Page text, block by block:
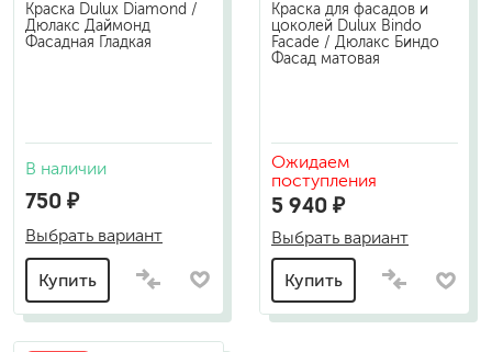
Краска Dulux Diamond /
Дюлакс Даймонд
Фасадная Гладкая
В наличии
750 ₽
Выбрать вариант
Купить
Краска для фасадов и
цоколей Dulux Bindo
Facade / Дюлакс Биндо
Фасад матовая
Ожидаем
поступления
5 940 ₽
Выбрать вариант
Купить